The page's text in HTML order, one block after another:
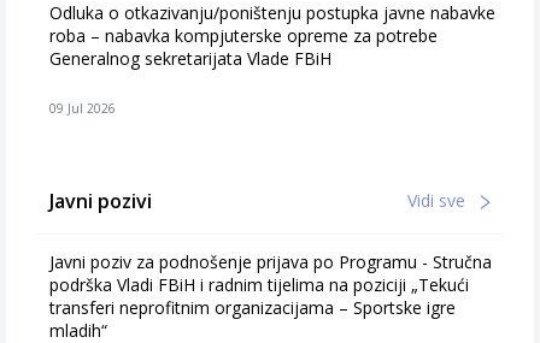
Odluka o otkazivanju/poništenju postupka javne nabavke
roba – nabavka kompjuterske opreme za potrebe
Generalnog sekretarijata Vlade FBiH
09 Jul 2026
Javni pozivi Vidi sve
Javni poziv za podnošenje prijava po Programu - Stručna
podrška Vladi FBiH i radnim tijelima na poziciji „Tekući
transferi neprofitnim organizacijama – Sportske igre
mladih“